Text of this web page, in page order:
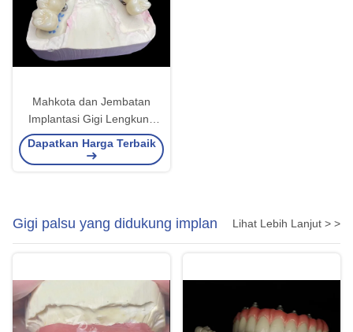
Mahkota dan Jembatan
Implantasi Gigi Lengkung
Lengkap Memulihkan Fungsi
dan Estetika dengan Solusi
Dapatkan Harga Terbaik
Gigi palsu yang didukung implan Lihat Lebih Lanjut > >